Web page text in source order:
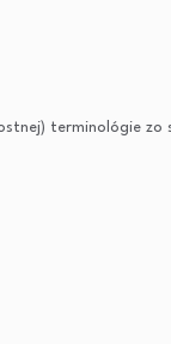
terminológie